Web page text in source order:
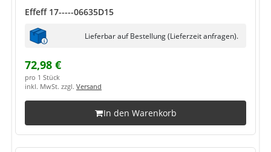
Effeff 17-----06635D15
Lieferbar auf Bestellung (Lieferzeit anfragen).
72,98 €
pro 1 Stück
inkl. MwSt. zzgl. Versand
In den Warenkorb